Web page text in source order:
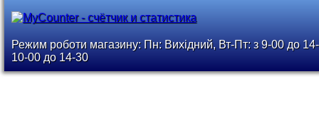
Режим роботи магазину: Пн: Вихідний, Вт-Пт: з 9-00 до
10-00 до 14-30